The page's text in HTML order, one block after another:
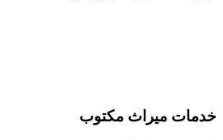
خدمات میراث مکتوب